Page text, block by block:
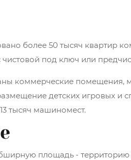
более 50 тысяч квартир
под ключ или
коммерческие помещения,
детских игровых
тысяч машиномест.
площадь -